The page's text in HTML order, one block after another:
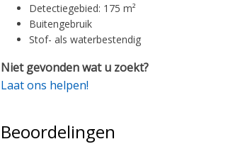
Detectiegebied: 175 m²
Buitengebruik
Stof- als waterbestendig
Niet gevonden wat u zoekt?
Laat ons helpen!
Beoordelingen